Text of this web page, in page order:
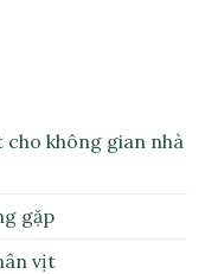
cho không gian nhà
gặp
vịt